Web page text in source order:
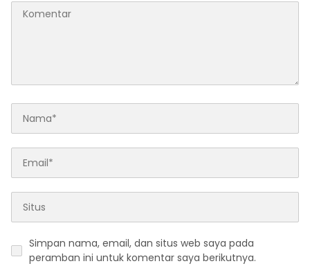
Simpan nama, email, dan situs web saya pada
peramban ini untuk komentar saya berikutnya.